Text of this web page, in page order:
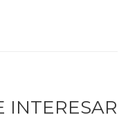
INTERESAR